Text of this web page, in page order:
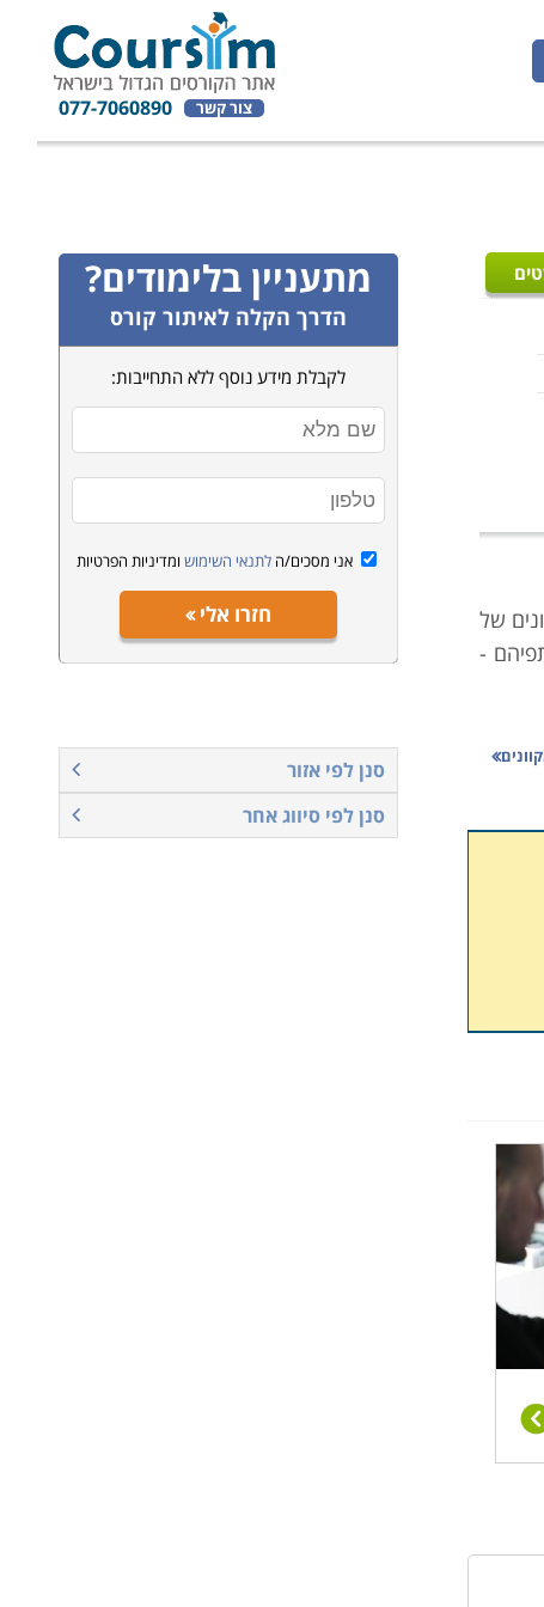
צור קשר 077-7060890
של
-
גם
לסגל
גם
יותר,
אלו
מתעניין בלימודים?
הדרך הקלה לאיתור קורס
לקבלת מידע נוסף ללא התחייבות:
אני מסכים/הלתנאי השימוש ומדיניות הפרטיות
חזרו אלי
סנן לפי אזור
סנן לפי סיווג אחר